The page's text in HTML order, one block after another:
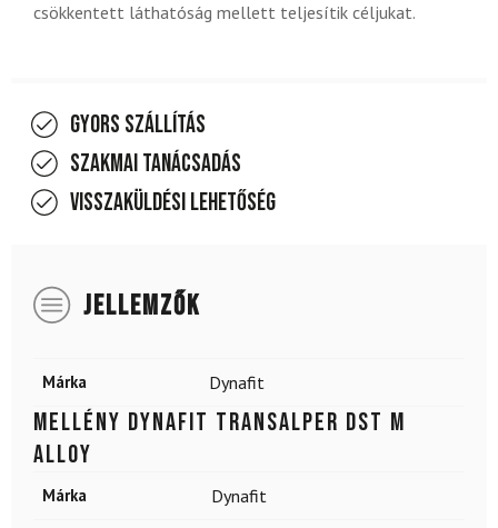
csökkentett láthatóság mellett teljesítik céljukat.
Gyors szállítás
Szakmai tanácsadás
Visszaküldési lehetőség
JELLEMZŐK
Márka Dynafit
Mellény DYNAFIT Transalper DST M
Alloy
Márka Dynafit